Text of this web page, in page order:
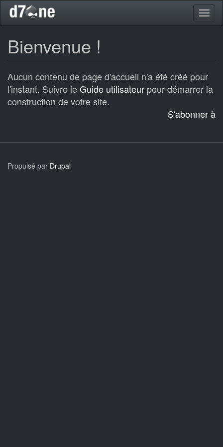
Aller
contenu
Bienvenue !
Aucun contenu de page d'accueil n'a été créé pour
l'instant. Suivre leGuide utilisateur pour démarrer la
construction de votre site.
S'abonner à
Propulsé par Drupal